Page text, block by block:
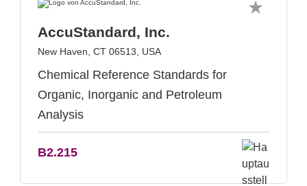
AccuStandard, Inc.
New Haven, CT 06513, USA
Chemical Reference Standards for
Organic, Inorganic and Petroleum
Analysis
B2.215